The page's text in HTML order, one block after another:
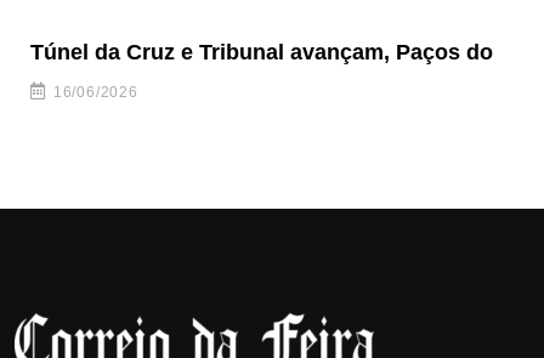
Túnel da Cruz e Tribunal avançam, Paços do
16/06/2026